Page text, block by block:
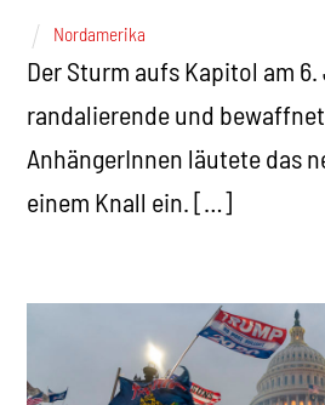
Nordamerika
Der Sturm aufs Kapitol am
randalierende und
AnhängerInnen läutete das
einem Knall ein. […]